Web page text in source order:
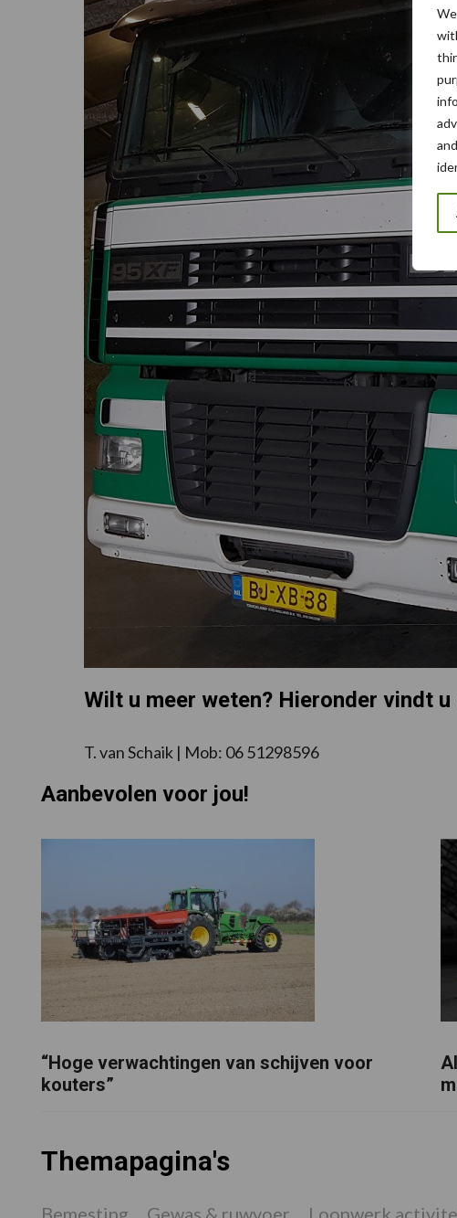
Wilt u meer weten? Hieronder vindt
T. van Schaik | Mob: 06 51298596
Aanbevolen voor jou!
“Hoge verwachtingen van schijven voor
kouters”
Themapagina's